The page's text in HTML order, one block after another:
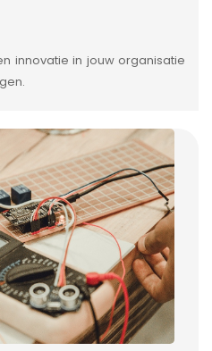
innovatie in jouw organisatie